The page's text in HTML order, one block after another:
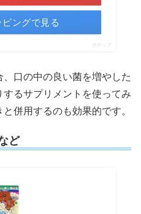
ングで見る
ポチップ
口の中の良い菌を増やした
るサプリメントを使ってみ
併用するのも効果的です。
ど